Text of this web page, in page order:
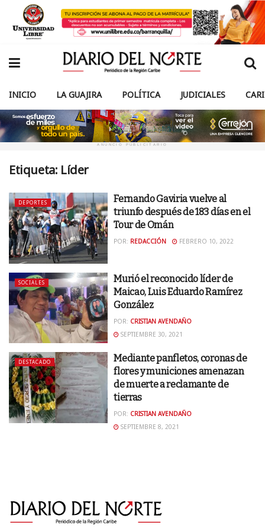
INICIO LA GUAJIRA POLÍTICA JUDICIALES
ANUNCIO PUBLICITARIO
Etiqueta: Líder
DEPORTES
Fernando Gaviria vuelve al
triunfo después de 183 días en el
Tour de Omán
POR: REDACCIÓN FEBRERO 10, 2022
SOCIALES
Murió el reconocido líder de
Maicao, Luis Eduardo Ramírez
González
POR: CRISTIAN AVENDAÑO
SEPTIEMBRE 30, 2021
DESTACADO
Mediante panfletos, coronas de
flores y municiones amenazan
de muerte a reclamante de
tierras
POR: CRISTIAN AVENDAÑO
SEPTIEMBRE 8, 2021